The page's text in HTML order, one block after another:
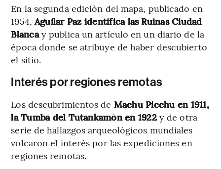
En la segunda edición del mapa, publicado en
1954,Aguilar Paz identifica las Ruinas Ciudad
Blancay publica un artículo en un diario de la
época donde se atribuye de haber descubierto
el sitio.
Interés por regiones remotas
Los descubrimientos de Machu Picchu en 1911,
la Tumba del Tutankamón en 1922y de otra
serie de hallazgos arqueológicos mundiales
volcaron el interés por las expediciones en
regiones remotas.